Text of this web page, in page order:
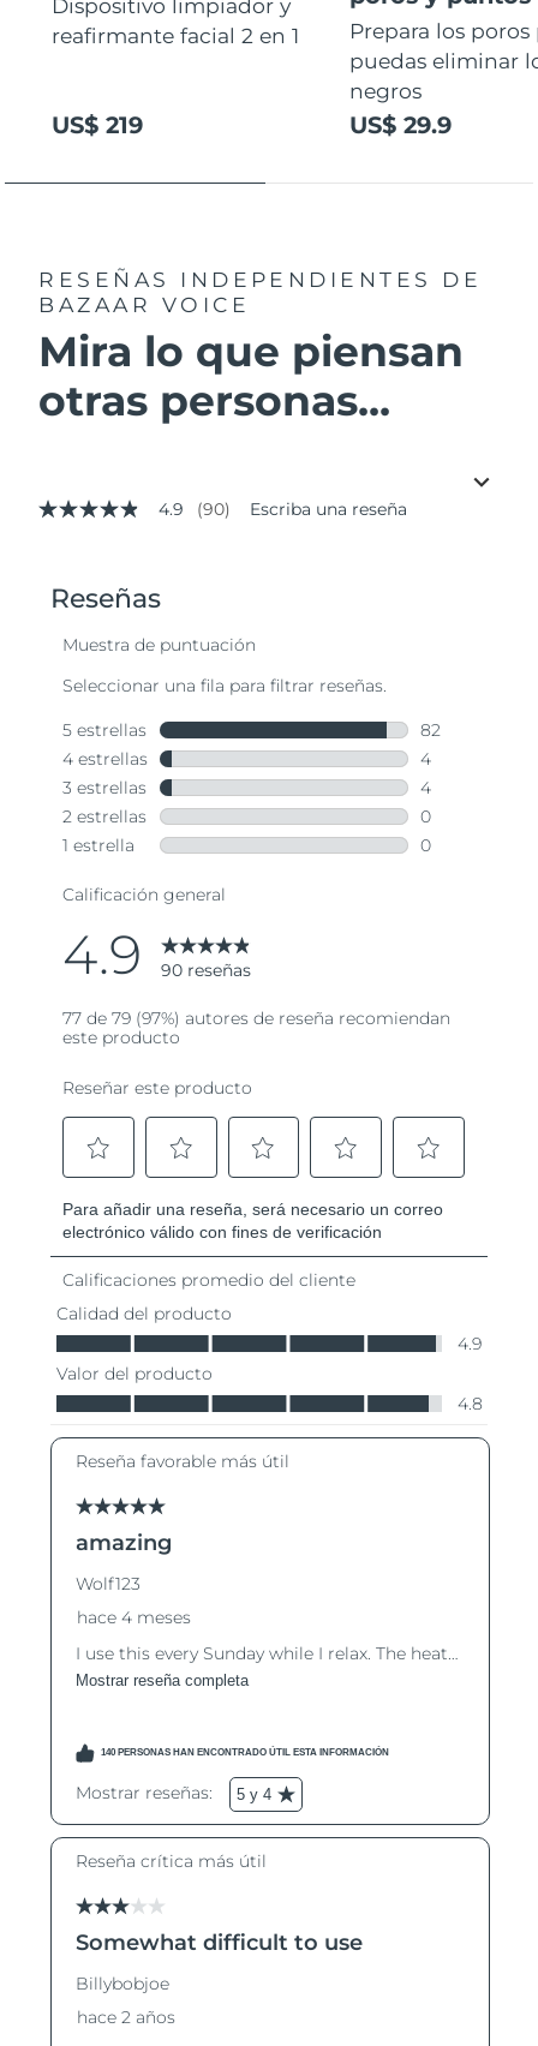
Dispositivo limpiador y
reafirmante facial 2 en 1
US$ 219
Prepara los
puedas eliminar
negros
US$ 29.9
RESEÑAS INDEPENDIENTES
DE
BAZAAR VOICE
Mira lo que piensan
otras personas...
4.9
valor
medio
valoración.
Enlace
misma
página.
4.9 (90) Escriba una reseña